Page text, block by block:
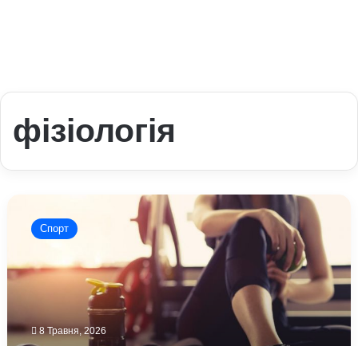
фізіологія
перед
тренуванням
робити
висновок
науковців
Спорт
8 Травня, 2026